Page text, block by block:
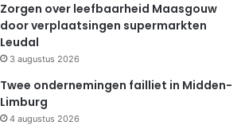
Zorgen over leefbaarheid Maasgouw
door verplaatsingen supermarkten
Leudal
3 augustus 2026
Twee ondernemingen failliet in Midden-
Limburg
4 augustus 2026